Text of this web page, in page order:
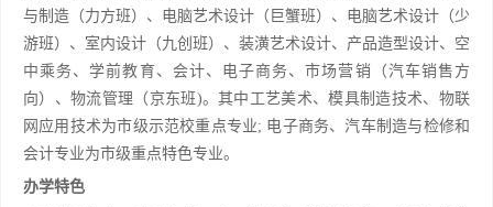
与制造（力方班）、电脑艺术设计（巨蟹班）、电脑艺术设计（少
游班）、室内设计（九创班）、装潢艺术设计、产品造型设计、空
中乘务、学前教育、会计、电子商务、市场营销（汽车销售方
向）、物流管理（京东班)。其中工艺美术、模具制造技术、物联
网应用技术为市级示范校重点专业; 电子商务、汽车制造与检修和
会计专业为市级重点特色专业。
办学特色